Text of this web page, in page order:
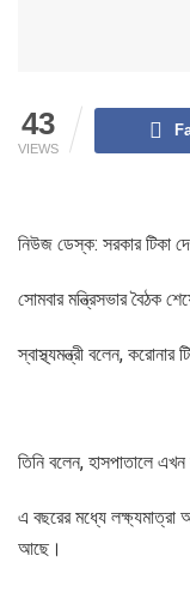
43
VIEWS
নিউজ ডেস্ক: সরকার টিকা
সোমবার মন্ত্রিসভার বৈঠক
স্বাস্থ্যমন্ত্রী বলেন,
তিনি বলেন, হাসপাতালে
এ বছরের মধ্যে লক্ষ্যমাত্রা
আছে।